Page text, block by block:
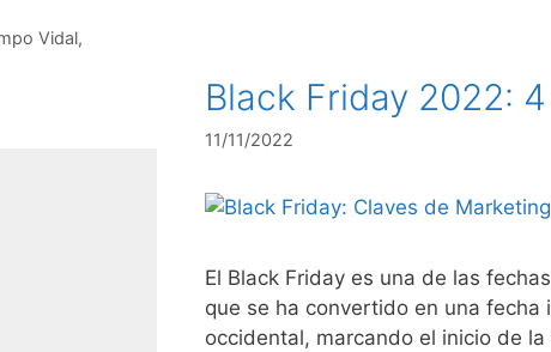
Vidal,
Black Friday 2022:
11/11/2022
El Black Friday es una de las
que se ha convertido en una
occidental, marcando el inicio de